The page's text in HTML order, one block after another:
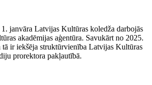
janvāra Latvijas Kultūras koledža darbojās
akadēmijas aģentūra. Savukārt no 2025.
tā ir iekšēja struktūrvienība Latvijas Kultūras
prorektora pakļautībā.